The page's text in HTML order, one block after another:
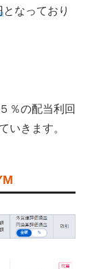
となっており
％の配当利回
いきます。